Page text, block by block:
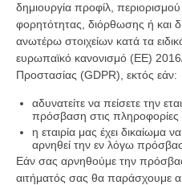
δημιουργία προφίλ,
φορητότητας, διόρθωσης ή και
ανωτέρω στοιχείων κατά τα
ευρωπαϊκό κανονισμό (ΕΕ)
Προστασίας (GDPR), εκτός εάν:
αδυνατείτε να πείσετε την
πρόσβαση στις πληροφορίες
η εταιρία μας έχει δικαίωμα
αρνηθεί την εν λόγω
Εάν σας αρνηθούμε την
αιτήματός σας θα παράσχουμε